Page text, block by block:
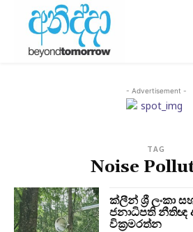
- Advertisement -
TAG
Noise
ක්ලීන් ශ්‍රී ලංකා
ජනාධිපති නීතිඥ
වික්‍රමරත්න